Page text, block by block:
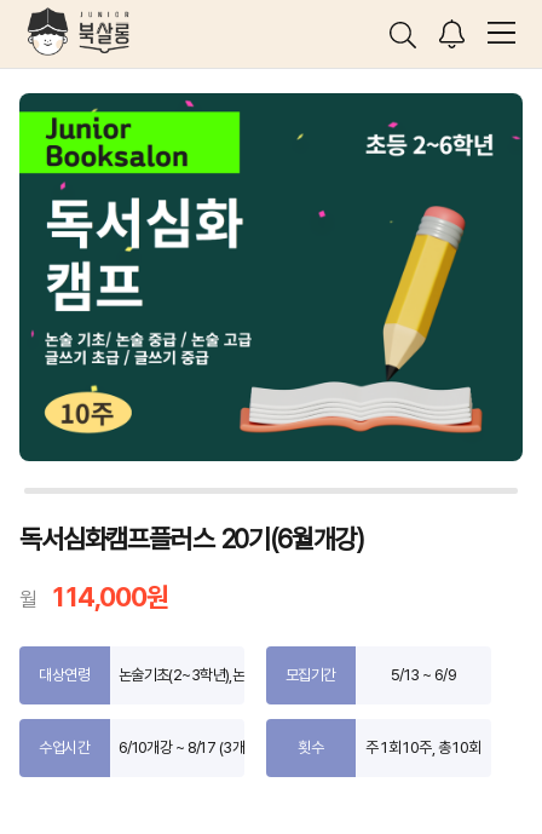
독서심화캠프플러스 20기(6월개강)
월 114,000원
대상연령 논술기초(2~3학년),논술중급(4~5학년),논술고급(5~6학년),중등논술(중
모집기간 5/13 ~ 6/9
수업시간 6/10개강 ~ 8/17 (3개월) 횟수 주 1회 10주, 총 10회